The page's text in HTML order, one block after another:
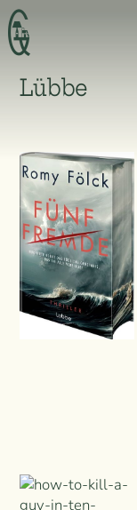
Skip
to
content
Lübbe